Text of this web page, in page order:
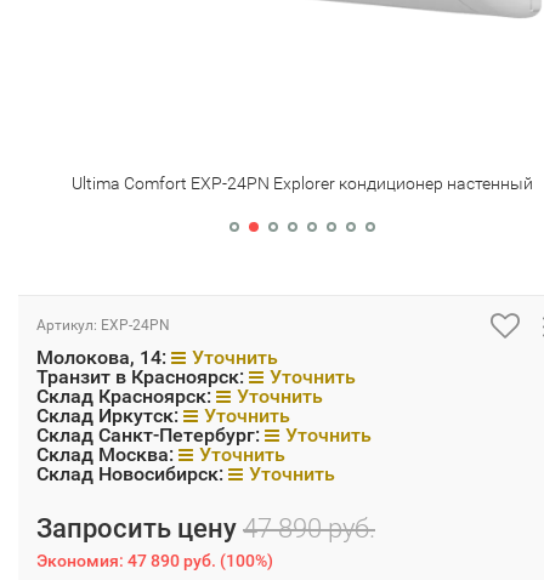
Ultima Comfort EXP-24PN Explorer кондиционер настенный
Артикул: EXP-24PN
Молокова, 14:
Уточнить
Транзит в Красноярск:
Уточнить
Склад Красноярск:
Уточнить
Склад Иркутск:
Уточнить
Склад Санкт-Петербург:
Уточнить
Склад Москва:
Уточнить
Склад Новосибирск:
Уточнить
Запросить цену 47 890 руб.
Экономия: 47 890 руб. (100%)